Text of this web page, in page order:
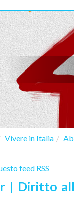
Vivere in Italia
feed RSS
| Diritto